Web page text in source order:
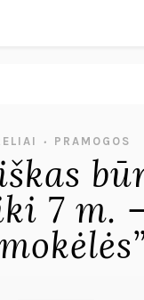
• PRAMOGOS
7 m.